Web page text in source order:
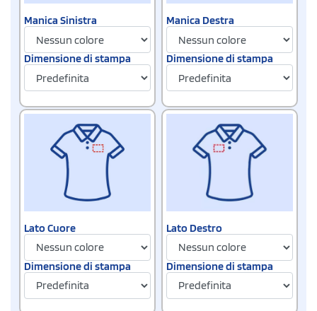
Manica Sinistra
Dimensione di stampa
Manica Destra
Dimensione di stampa
Lato Cuore
Dimensione di stampa
Lato Destro
Dimensione di stampa